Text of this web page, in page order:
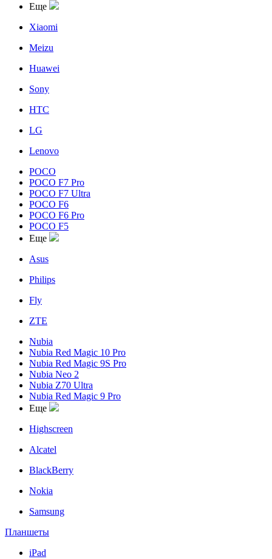
Еще
Xiaomi
Meizu
Huawei
Sony
HTC
LG
Lenovo
POCO
POCO F7 Pro
POCO F7 Ultra
POCO F6
POCO F6 Pro
POCO F5
Еще
Asus
Philips
Fly
ZTE
Nubia
Nubia Red Magic 10 Pro
Nubia Red Magic 9S Pro
Nubia Neo 2
Nubia Z70 Ultra
Nubia Red Magic 9 Pro
Еще
Highscreen
Alcatel
BlackBerry
Nokia
Samsung
Планшеты
iPad